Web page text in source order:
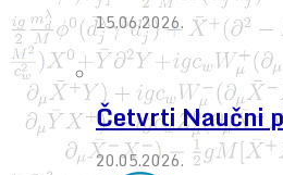
15.06.2026.
Četvrti Naučni
20.05.2026.